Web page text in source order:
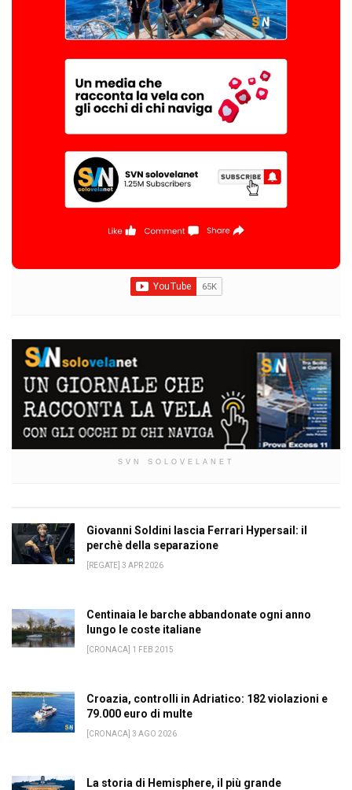
SVN SOLOVELANET
Giovanni Soldini lascia Ferrari Hypersail: il
perchè della separazione
[REGATE] 3 APR 2026
Centinaia le barche abbandonate ogni anno
lungo le coste italiane
[CRONACA] 1 FEB 2015
Croazia, controlli in Adriatico: 182 violazioni e
79.000 euro di multe
[CRONACA] 3 AGO 2026
La storia di Hemisphere, il più grande